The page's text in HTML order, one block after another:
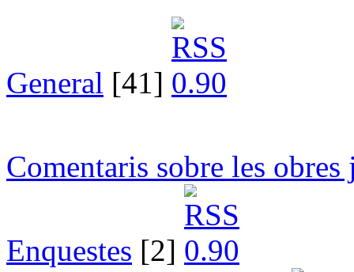
General [41]
Comentaris sobre les obres
Enquestes [2]